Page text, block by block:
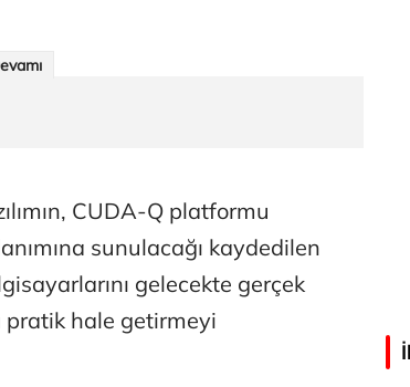
CUDA-Q platformu
sunulacağı kaydedilen
gelecekte gerçek
pratik hale getirmeyi